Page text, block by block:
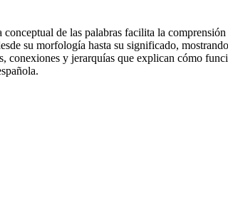
de las palabras facilita la
su morfología hasta su significado,
y jerarquías que explican cómo